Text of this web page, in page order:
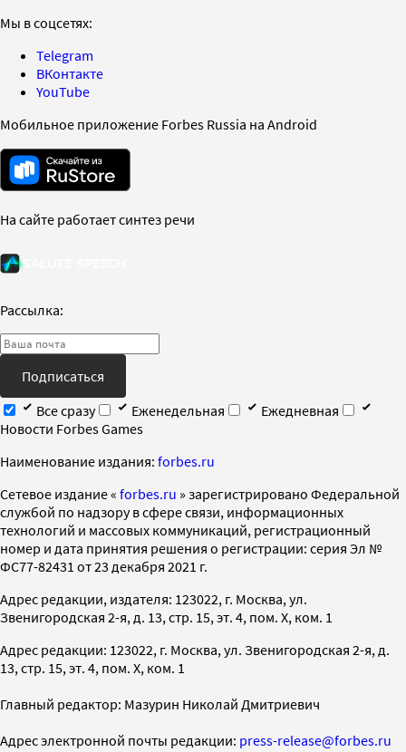
Мы в соцсетях:
Telegram
ВКонтакте
YouTube
Мобильное приложение Forbes Russia на Android
На сайте работает синтез речи
Рассылка:
Подписаться
Все сразу
Еженедельная
Ежедневная
Новости Forbes Games
Наименование издания: forbes.ru
Cетевое издание « forbes.ru » зарегистрировано Федеральной
службой по надзору в сфере связи, информационных
технологий и массовых коммуникаций, регистрационный
номер и дата принятия решения о регистрации: серия Эл №
ФС77-82431 от 23 декабря 2021 г.
Адрес редакции, издателя: 123022, г. Москва, ул.
Звенигородская 2-я, д. 13, стр. 15, эт. 4, пом. X, ком. 1
Адрес редакции: 123022, г. Москва, ул. Звенигородская 2-я, д.
13, стр. 15, эт. 4, пом. X, ком. 1
Главный редактор: Мазурин Николай Дмитриевич
Адрес электронной почты редакции: press-release@forbes.ru